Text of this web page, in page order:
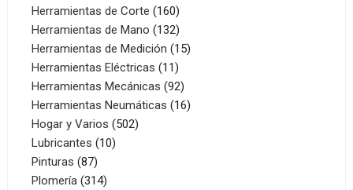
Herramientas de Corte 160160
productos
Herramientas de Mano 132132
productos
Herramientas de Medición 1515
Herramientas Eléctricas 1111
productos
Herramientas Mecánicas 9292
productos
Herramientas Neumáticas 1616
Hogar y Varios 502502
Lubricantes 1010
Pinturas 8787
productos
Plomería 314314